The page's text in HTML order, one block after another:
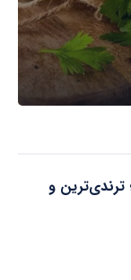
مدل مانتو ۱۴۰۴؛ ترندی‌ترین و